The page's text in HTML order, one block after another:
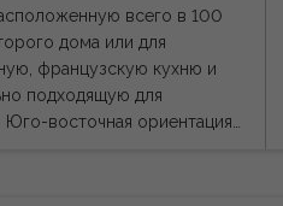
всего в 100
дома или для
подходящую для
восточная ориентация